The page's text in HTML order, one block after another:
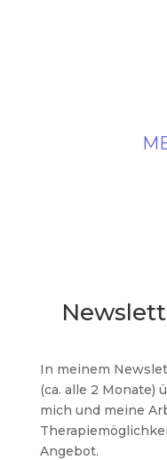
In meinem
(ca. alle 2 Monate)
mich und meine
Angebot.